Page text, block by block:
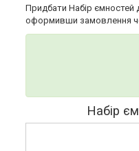
Придбати Набір ємностей
оформивши замовлення
Набір